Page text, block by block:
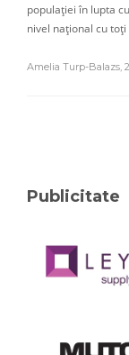
populației în lupta
nivel național cu
Amelia Turp-Balazs
Publicitate